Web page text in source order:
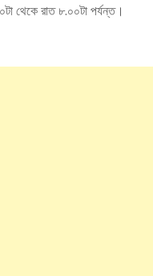
থেকে রাত ৮.০০টা পর্যন্ত।